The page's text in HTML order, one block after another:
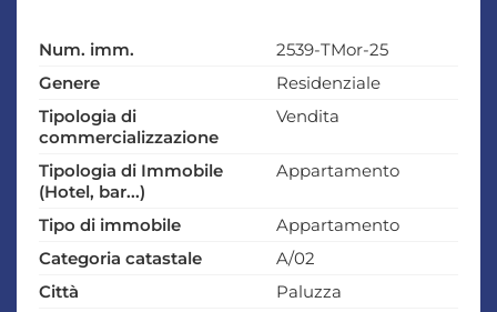
Num. imm.
2539-TMor-25
Genere
Residenziale
Tipologia di
commercializzazione
Vendita
Tipologia di Immobile
(Hotel, bar...)
Appartamento
Tipo di immobile
Appartamento
Categoria catastale
A/02
Città
Paluzza